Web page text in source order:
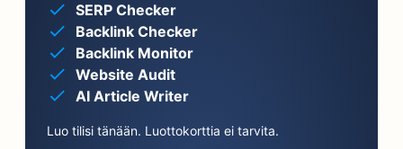
SERP Checker
Backlink Checker
Backlink Monitor
Website Audit
AI Article Writer
Luo tilisi tänään. Luottokorttia ei tarvita.